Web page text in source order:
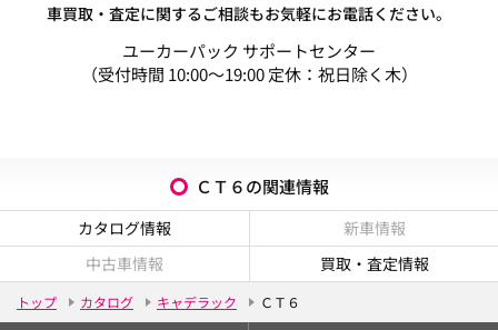
車買取・査定に関するご相談もお気軽にお電話ください。
ユーカーパック サポートセンター
（受付時間 10:00～19:00 定休：祝日除く木）
ＣＴ６の関連情報
カタログ情報
新車情報
中古車情報
買取・査定情報
トップ カタログ キャデラック ＣＴ６